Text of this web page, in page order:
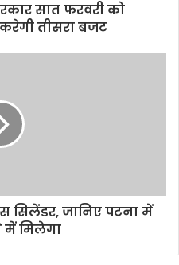
सात फरवरी को
तीसरा बजट
जानिए पटना में
मिलेगा